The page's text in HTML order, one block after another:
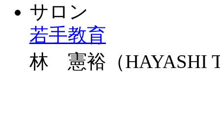
サロン
若手教育
林 憲裕（HAYASHI